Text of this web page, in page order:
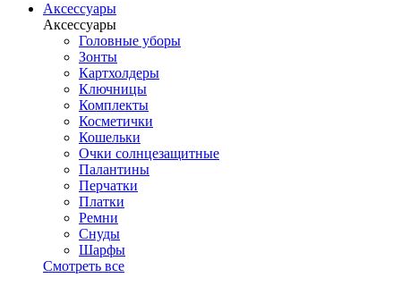
Аксессуары
Аксессуары
Головные уборы
Зонты
Картхолдеры
Ключницы
Комплекты
Косметички
Кошельки
Очки солнцезащитные
Палантины
Перчатки
Платки
Ремни
Снуды
Шарфы
Смотреть все